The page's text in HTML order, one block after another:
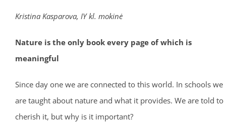
Kristina Kasparova, IY kl. mokinė
Nature is the only book every page of which is
meaningful
Since day one we are connected to this world. In schools we
are taught about nature and what it provides. We are told to
cherish it, but why is it important?